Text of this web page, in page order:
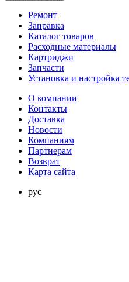
Ремонт
Заправка
Каталог товаров
Расходные материалы
Картриджи
Запчасти
Установка и настройка
О компании
Контакты
Доставка
Новости
Компаниям
Партнерам
Возврат
Карта сайта
рус